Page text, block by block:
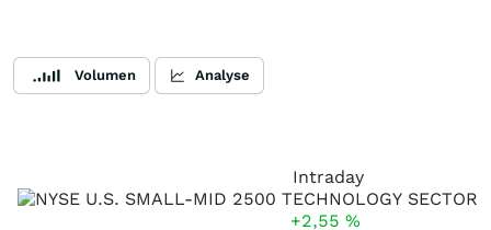
Volumen Analyse
Intraday
+2,55 %